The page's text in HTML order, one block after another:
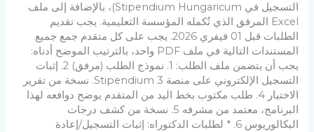
التسجيل في Stipendium Hungaricum)، بالإضافة إلى ملف
Excel المرفق الذي تُكمله المؤسسة التعليمية. يجب تقديم
الطلبات قبل 01 فيفري 2026. يجب على كل متقدم جمع جميع
المستندات التالية في ملف PDF واحد، بالترتيب الموضح أدناه:
يجب أن يتضمن ملف الطلب: 1. نموذج الطلب (مرفق) 2. إثبات
التسجيل الإلكتروني على منصة Stipendium 3. نسخة من تقرير
الاختيار 4. طلب ​​مكتوب بخط اليد من المتقدم يوضح دوافعه لهذا
البرنامج، معتمد من مشرفه 5. نسخة من كشف درجات
البكالوريوس 6. * لطلبات الدكتوراه: إثبات التسجيل/إعادة